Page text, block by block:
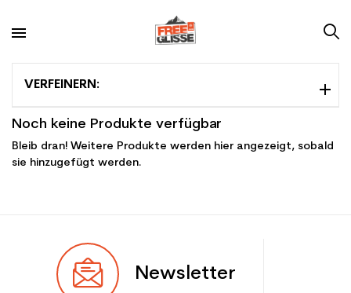
VERFEINERN:
Noch keine Produkte verfügbar
Bleib dran! Weitere Produkte werden hier angezeigt, sobald
sie hinzugefügt werden.
Newsletter